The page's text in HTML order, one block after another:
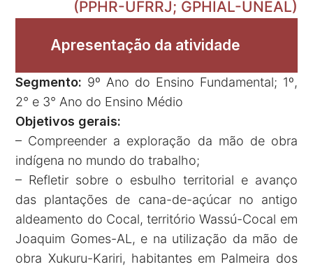
(PPHR-UFRRJ; GPHIAL-UNEAL)
Apresentação da atividade
Segmento: 9º Ano do Ensino Fundamental; 1º,
2° e 3° Ano do Ensino Médio
Objetivos gerais:
– Compreender a exploração da mão de obra
indígena no mundo do trabalho;
– Refletir sobre o esbulho territorial e avanço
das plantações de cana-de-açúcar no antigo
aldeamento do Cocal, território Wassú-Cocal em
Joaquim Gomes-AL, e na utilização da mão de
obra Xukuru-Kariri, habitantes em Palmeira dos